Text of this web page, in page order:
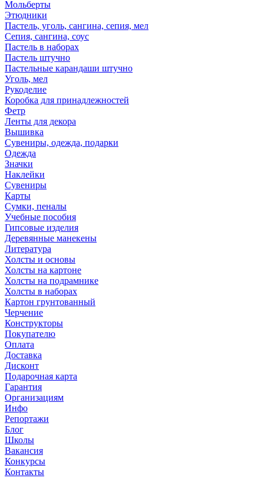
Мольберты
Этюдники
Пастель, уголь, сангина, сепия, мел
Сепия, сангина, соус
Пастель в наборах
Пастель штучно
Пастельные карандаши штучно
Уголь, мел
Рукоделие
Коробка для принадлежностей
Фетр
Ленты для декора
Вышивка
Сувениры, одежда, подарки
Одежда
Значки
Наклейки
Сувениры
Карты
Сумки, пеналы
Учебные пособия
Гипсовые изделия
Деревянные манекены
Литература
Холсты и основы
Холсты на картоне
Холсты на подрамнике
Холсты в наборах
Картон грунтованный
Черчение
Конструкторы
Покупателю
Оплата
Доставка
Дисконт
Подарочная карта
Гарантия
Организациям
Инфо
Репортажи
Блог
Школы
Вакансия
Конкурсы
Контакты